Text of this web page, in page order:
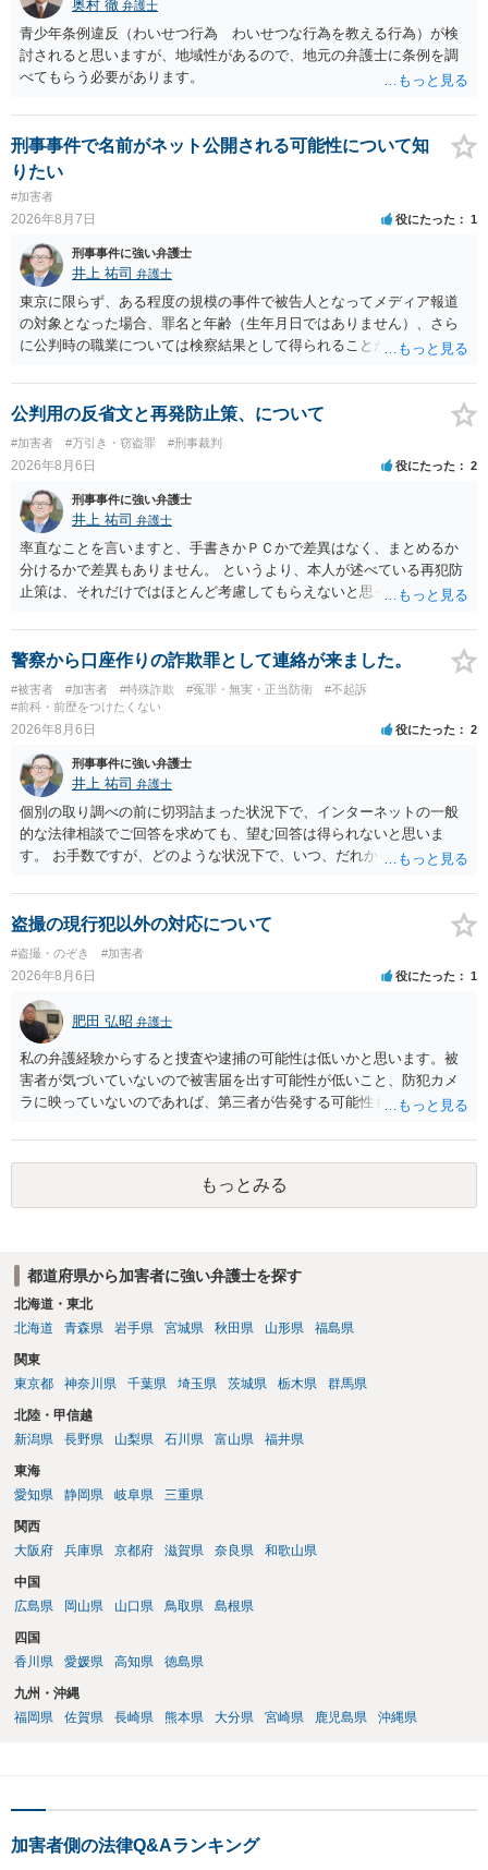
奥村 徹 弁護士
青少年条例違反（わいせつ行為 わいせつな行為を教える行為）が検
討されると思いますが、地域性があるので、地元の弁護士に条例を調
べてもらう必要があります。
刑事事件で名前がネット公開される可能性について知
りたい
#加害者
2026年8月7日 役にたった 1
刑事事件に強い弁護士
井上 祐司 弁護士
東京に限らず、ある程度の規模の事件で被告人となってメディア報道
の対象となった場合、罪名と年齢（生年月日ではありません）、さら
に公判時の職業については検察結果として得られることが通常です。
公判用の反省文と再発防止策、について
#加害者 #万引き・窃盗罪 #刑事裁判
2026年8月6日 役にたった 2
刑事事件に強い弁護士
井上 祐司 弁護士
率直なことを言いますと、手書きかＰＣかで差異はなく、まとめるか
分けるかで差異もありません。 というより、本人が述べている再犯防
止策は、それだけではほとんど考慮してもらえないと思った方が良い
やカウンセリング・治療の内容 ・利用している再犯防止策（例えば保
護観察所と連携した職業支援の内容や具体的な就労・監督状況） ・監
督者の証言 など、証拠で担保された客観性と実現可能性があるもので
なければあまり意味がありません。 もともと執行猶予が狙える事案で
あれば本人の反省の言葉だけで十分であり、実刑となるか微妙な事案
いうのが実感です。
警察から口座作りの詐欺罪として連絡が来ました。
#被害者 #加害者 #特殊詐欺 #冤罪・無実・正当防衛
#不起訴
#前科・前歴をつけたくない
2026年8月6日 役にたった 2
刑事事件に強い弁護士
井上 祐司 弁護士
個別の取り調べの前に切羽詰まった状況下で、インターネットの一般
的な法律相談でご回答を求めても、望む回答は得られないと思いま
す。 お手数ですが、どのような状況下で、いつ、だれからどのような
の程度だと聞いているのかということについて、お近くで詳細な法律
相談を受けられたうえで対処方法を探された方がよいと思われます。
一般論でいえば、任意取り調べの場合、ＩＣレコーダーを持参して取
り調べ内容を録音することは必須だと考えます。
盗撮の現行犯以外の対応について
#盗撮・のぞき #加害者
2026年8月6日 役にたった 1
肥田 弘昭 弁護士
私の弁護経験からすると捜査や逮捕の可能性は低いかと思います。被
害者が気づいていないので被害届を出す可能性が低いこと、防犯カメ
ラに映っていないのであれば、第三者が告発する可能性も低いこと、
座る女性を盗撮(全体像写真1枚と5秒程度の動画)してしまいました。下
着や胸など強調したものではありません。」とありますが、少なくと
も捜査段階では性的姿態等撮影罪の被疑事実で逮捕勾留されるケース
が私の弁護経験では多くなった印象です（最終的には不起訴ないし各
もっとみる
都道府県から加害者に強い弁護士を探す
北海道・東北
北海道
青森県 岩手県 宮城県 秋田県 山形県 福島県
関東
東京都
神奈川県 千葉県 埼玉県 茨城県 栃木県 群馬県
北陸・甲信越
新潟県
長野県 山梨県 石川県 富山県 福井県
東海
愛知県
静岡県 岐阜県 三重県
関西
大阪府
兵庫県 京都府 滋賀県 奈良県 和歌山県
中国
広島県
岡山県 山口県 鳥取県 島根県
四国
香川県
愛媛県 高知県 徳島県
九州・沖縄
福岡県
佐賀県 長崎県 熊本県 大分県 宮崎県 鹿児島県 沖縄県
加害者側の法律Q&Aランキング